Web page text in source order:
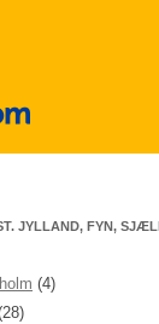
JYLLAND, FYN,
(4)